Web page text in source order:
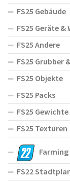
FS25 Gebäude
FS25 Geräte &
FS25 Andere
FS25 Grubber
FS25 Objekte
FS25 Packs
FS25 Gewichte
FS25 Texturen
FS22